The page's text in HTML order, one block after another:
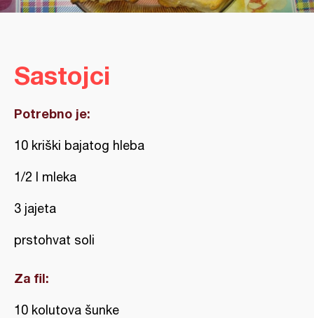
Sastojci
Potrebno je:
10 kriški bajatog hleba
1/2 l mleka
3 jajeta
prstohvat soli
Za fil:
10 kolutova šunke